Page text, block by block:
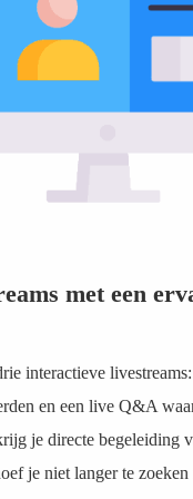
met een
interactieve
en een live Q&A
je directe begeleiding
je niet langer te zoeken